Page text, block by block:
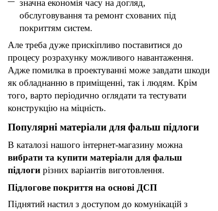
значна економія часу на догляд,
обслуговування та ремонт схованих під
покриттям систем.
Але треба дуже прискіпливо поставитися до
процесу розрахунку можливого навантаження.
Адже помилка в проектуванні може завдати шкоди
як обладнанню в приміщенні, так і людям. Крім
того, варто періодично оглядати та тестувати
конструкцію на міцність.
Популярні матеріали для фальш підлоги
В каталозі нашого інтернет-магазину можна
вибрати та купити матеріали для фальш
підлоги різних варіантів виготовлення.
Підлогове покриття на основі ДСП
Піднятий настил з доступом до комунікацій з